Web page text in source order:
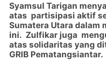
Syamsul Tarigan
atas partisipasi aktif
Sumatera Utara dalam
ini. Zulfikar juga
atas solidaritas yang
GRIB Pematangsiantar.